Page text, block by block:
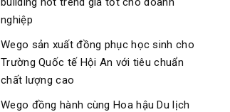
nghiệp
Wego sản xuất đồng phục học sinh cho
Trường Quốc tế Hội An với tiêu chuẩn
chất lượng cao
Wego đồng hành cùng Hoa hậu Du lịch